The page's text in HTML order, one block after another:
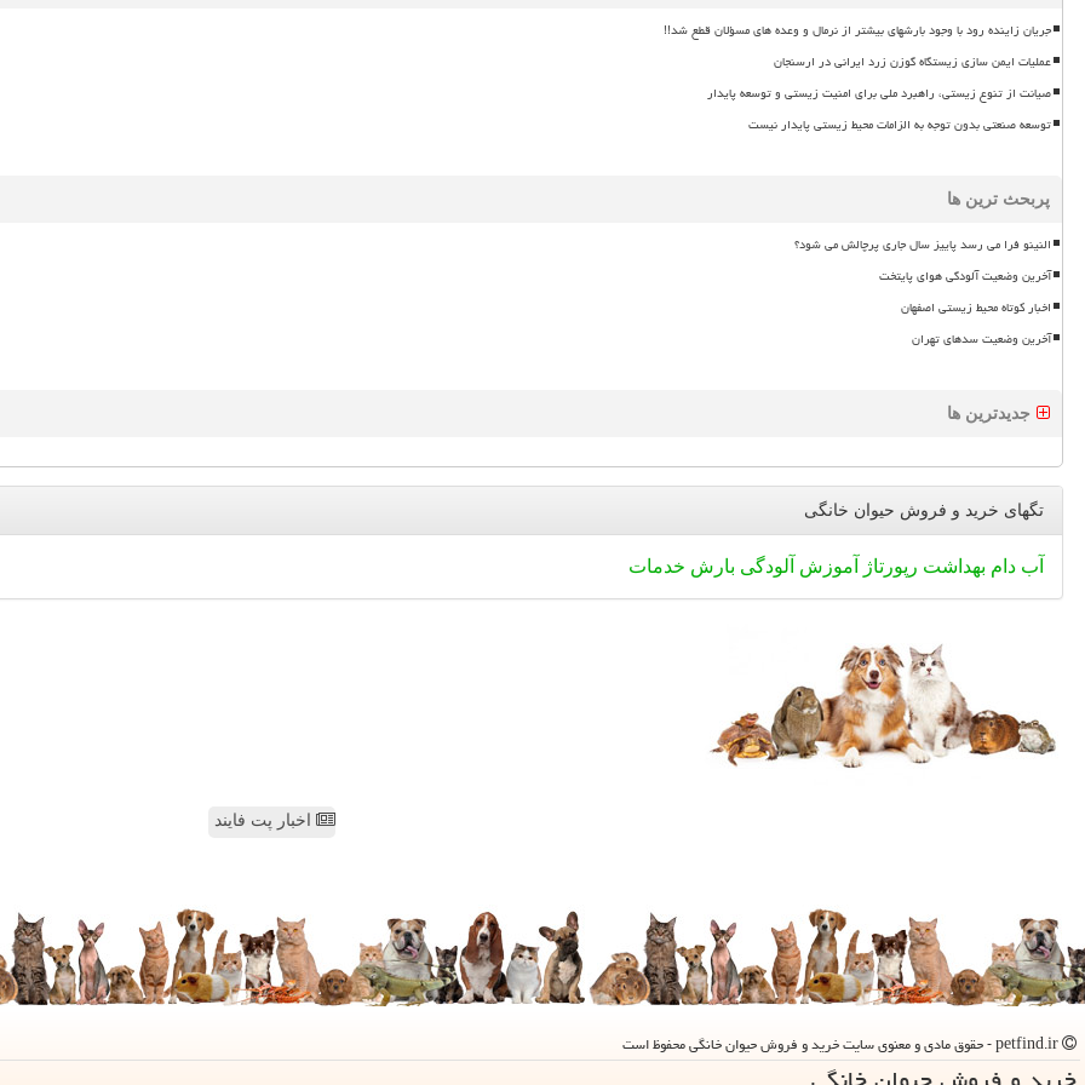
جریان زاینده رود با وجود بارشهای بیشتر از نرمال و وعده های مسؤلان قطع شد!!
عملیات ایمن سازی زیستگاه گوزن زرد ایرانی در ارسنجان
صیانت از تنوع زیستی، راهبرد ملی برای امنیت زیستی و توسعه پایدار
توسعه صنعتی بدون توجه به الزامات محیط زیستی پایدار نیست
پربحث ترین ها
النینو فرا می رسد پاییز سال جاری پرچالش می شود؟
آخرین وضعیت آلودگی هوای پایتخت
اخبار کوتاه محیط زیستی اصفهان
آخرین وضعیت سدهای تهران
جدیدترین ها
تگهای خرید و فروش حیوان خانگی
آب دام بهداشت رپورتاژ آموزش آلودگی بارش خدمات
اخبار پت فایند